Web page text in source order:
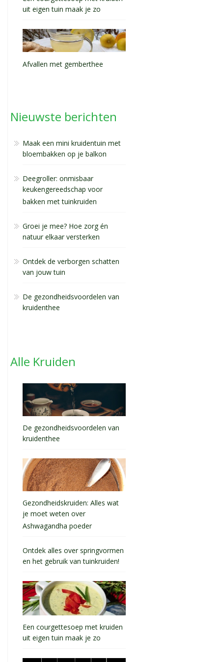
uit eigen tuin maak je zo
Afvallen met gemberthee
Nieuwste berichten
Maak een mini kruidentuin met
bloembakken op je balkon
Deegroller: onmisbaar
keukengereedschap voor
bakken met tuinkruiden
Groei je mee? Hoe zorg én
natuur elkaar versterken
Ontdek de verborgen schatten
van jouw tuin
De gezondheidsvoordelen van
kruidenthee
Alle Kruiden
De gezondheidsvoordelen van
kruidenthee
Gezondheidskruiden: Alles wat
je moet weten over
Ashwagandha poeder
Ontdek alles over springvormen
en het gebruik van tuinkruiden!
Een courgettesoep met kruiden
uit eigen tuin maak je zo